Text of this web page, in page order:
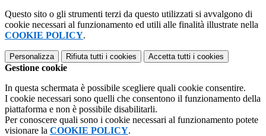
Questo sito o gli strumenti terzi da questo utilizzati si avvalgono di
cookie necessari al funzionamento ed utili alle finalità illustrate nella
COOKIE POLICY.
Personalizza Rifiuta tutti i cookies Accetta tutti i cookies
Gestione cookie
In questa schermata è possibile scegliere quali cookie consentire.
I cookie necessari sono quelli che consentono il funzionamento della
piattaforma e non è possibile disabilitarli.
Per conoscere quali sono i cookie necessari al funzionamento potete
visionare la COOKIE POLICY.